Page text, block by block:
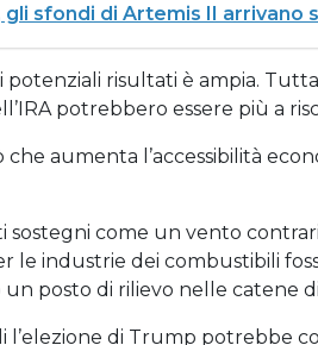
gli sfondi di Artemis II arrivano
potenziali risultati è ampia.
potrebbero essere più a
aumenta l’accessibilità
come un vento
le industrie dei combustibili
un posto di rilievo nelle catene
di Trump potrebbe